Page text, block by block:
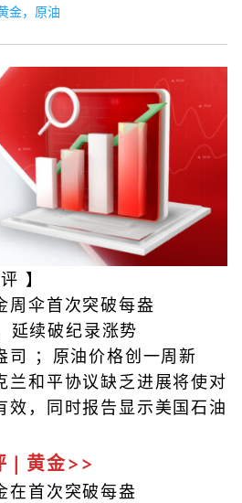
金，原油
评】
周伞首次突破每盎
延续破纪录涨势
；原油价格创一周新
兰和平协议缺乏进展将使对
效，同时报告显示美国石油
| 黄金>>
在首次突破每盎